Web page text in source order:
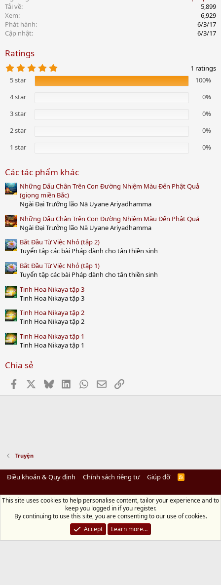
c
t
i
o
n
:
Tải về
5,899
Xem
6,929
Phát hành
6/3/17
Cập nhật
6/3/17
Ratings
.
0
0
1 ratings
5 star
100%
4 star
0%
3 star
0%
2 star
0%
1 star
0%
Các tác phẩm khác
Những Dấu Chân Trên Con Đường Nhiệm Màu Đến Phật Quả
(giọng miền Bắc)
Ngài Đại Trưởng lão Nā Uyane Ariyadhamma
Những Dấu Chân Trên Con Đường Nhiệm Màu Đến Phật Quả
Ngài Đại Trưởng lão Nā Uyane Ariyadhamma
Bắt Đầu Từ Việc Nhỏ (tập 2)
Tuyển tập các bài Pháp dành cho tân thiền sinh
Bắt Đầu Từ Việc Nhỏ (tập 1)
Tuyển tập các bài Pháp dành cho tân thiền sinh
Tinh Hoa Nikaya tập 3
Tinh Hoa Nikaya tập 3
Tinh Hoa Nikaya tập 2
Tinh Hoa Nikaya tập 2
Tinh Hoa Nikaya tập 1
Tinh Hoa Nikaya tập 1
Chia sẻ
Facebook BlueskyLinkedInWhatsApp
EmailLink
Truyện
Điều khoản & Quy định Chính sách riêng tư Giúp đỡ
R
Diệu Pháp Âm
Chùa Diệu Pháp - Số 72/14 Phú Mỹ, Phú Hòa Đông, Củ Chi, TP.HCM
đồ)
Điện thoại: 028.36208438 | Email: bientap@dieuphapam.net
Chủ Nhiệm: Thích Minh Thiền
This site uses cookies to help personalise content, tailor your experience and to
keep you logged in if you register.
By continuing to use this site, you are consenting to our use of cookies.
Accept
Learn more…